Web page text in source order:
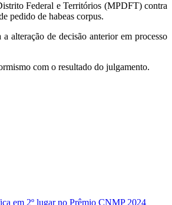
Federal e Territórios (MPDFT) contra
pedido de habeas corpus.
alteração de decisão anterior em processo
com o resultado do julgamento.
em 2º lugar no Prêmio CNMP 2024